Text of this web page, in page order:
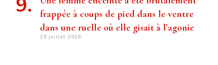
frappée à coups de pied dans le ventre
dans une ruelle où elle gisait à l’agonie
29 juillet 2026